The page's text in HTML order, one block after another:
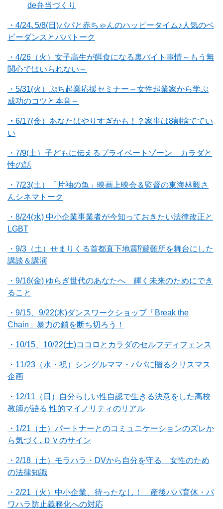
de弁当づくり
・4/24､5/8(日)パパと赤ちゃんのハッピータイム♪人気のベ
ビーダンスとパパトーク
・4/26（火）女子高生が餌食になる裏バイト事情～もう無
関心ではいられない～
・5/31(火）ぷち起業応援セミナー～女性起業家から学ぶ
成功のコツと本音～
・ 6/17(金）あなたはやりすぎかも！？家事は8割捨ててい
い
・7/9(土）子どもに伝えるプライベートゾーン カラダと
性の話
・7/23(土）「片袖の魚」映画上映会＆監督の東海林毅さ
んシネマトーク
・8/24(水) 中小企業事業者が今知っておきたい法律改正と
LGBT
・9/3（土）せまりくる首都直下地震⁉避難所を舞台にした
講談＆講演
・9/16(金) ゆらぎ世代のあなたへ 輝く未来のためにでき
ること
・9/15、9/22(木)ダンスワークショップ「Break the
Chain」暴力の鎖を断ち切ろう！
・10/15、10/22(土)ココロとカラダのセルフディフェンス
・11/23（水・祝）シングルママ・パパに贈るクリスマス
企画
・12/11（日）自分らしい性自認で生きる決意をした高校
教師が語る 性的マイノリティのリアル
・1/21（土）パートナーとのコミュニケーションのズレか
ら気づく､ＤＶのサイン
・2/18（土）モラハラ・DVから自分を守る 女性のため
の法律知識
・2/21（火）中小企業、待ったなし！ 産後パパ育休・パ
ワハラ防止義務化への対応